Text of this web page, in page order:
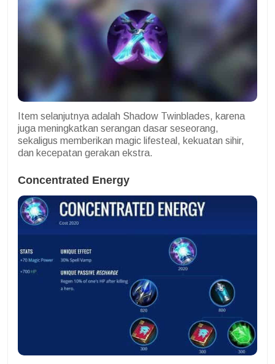
Item selanjutnya adalah Shadow Twinblades, karena
juga meningkatkan serangan dasar seseorang,
sekaligus memberikan magic lifesteal, kekuatan sihir,
dan kecepatan gerakan ekstra.
Concentrated Energy